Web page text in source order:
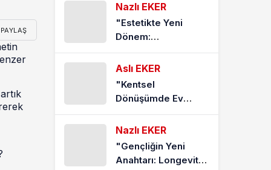
PAYLAŞ
Nazlı EKER
"Estetikte Yeni
Dönem:
Gençleşirken Doğal
Kalabilmek"
Aslı EKER
"Kentsel
Dönüşümde Ev
Almak: Risk mi,
Fırsat mı?"
Nazlı EKER
"Gençliğin Yeni
Anahtarı: Longevity